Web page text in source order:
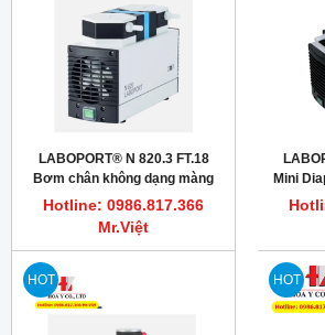
LABOPORT® N 820.3 FT.18
Bơm chân không dạng màng
chống hóa chất, 20L/phút, 8
mbar (abs.)
Hotline: 0986.817.366
Mr.Việt
Mini
HOT HOT